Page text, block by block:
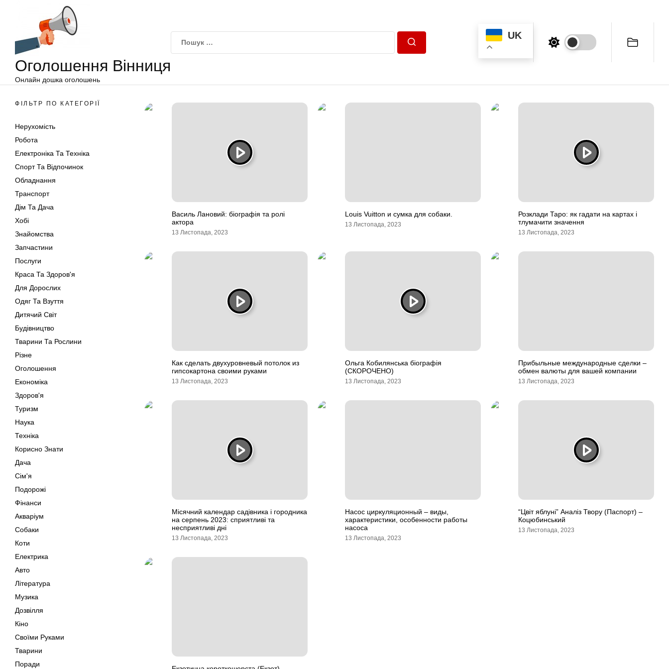
Оголошення Вінниця
Онлайн дошка оголошень
UK
ФІЛЬТР ПО КАТЕГОРІЇ
Нерухомість
Робота
Електроніка Та Техніка
Спорт Та Відпочинок
Обладнання
Транспорт
Дім Та Дача
Хобі
Знайомства
Запчастини
Послуги
Краса Та Здоров'я
Для Дорослих
Одяг Та Взуття
Дитячий Світ
Будівництво
Тварини Та Рослини
Різне
Оголошення
Економіка
Здоров'я
Туризм
Наука
Техніка
Корисно Знати
Дача
Сім'я
Подорожі
Фінанси
Акваріум
Собаки
Коти
Електрика
Авто
Література
Музика
Дозвілля
Кіно
Своїми Руками
Тварини
Поради
Василь Лановий: біографія та ролі
актора
13 Листопада, 2023
Louis Vuitton и сумка для собаки.
13 Листопада, 2023
Розклади Таро: як гадати на картах і
тлумачити значення
13 Листопада, 2023
Как сделать двухуровневый потолок из
гипсокартона своими руками
13 Листопада, 2023
Ольга Кобилянська біографія
(СКОРОЧЕНО)
13 Листопада, 2023
Прибыльные международные сделки –
обмен валюты для вашей компании
13 Листопада, 2023
Місячний календар садівника і городника
на серпень 2023: сприятливі та
несприятливі дні
13 Листопада, 2023
Насос циркуляционный – виды,
характеристики, особенности работы
насоса
13 Листопада, 2023
“Цвіт яблуні” Аналіз Твору (Паспорт) –
Коцюбинський
13 Листопада, 2023